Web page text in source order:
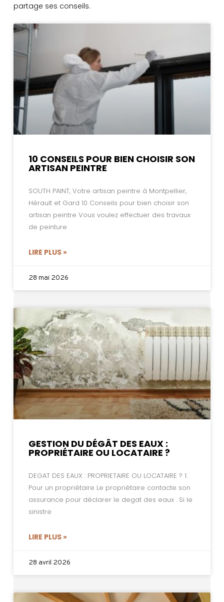
partage ses conseils.
10 CONSEILS POUR BIEN CHOISIR SON
ARTISAN PEINTRE
SOUTH PAINT, Votre artisan peintre à Montpellier,
Hérault et Gard 10 Conseils pour bien choisir son
artisan peintre Vous voulez effectuer des travaux
de peinture
LIRE PLUS »
28 mai 2026
GESTION DU DÉGÂT DES EAUX :
PROPRIÉTAIRE OU LOCATAIRE ?
DEGAT DES EAUX : PROPRIETAIRE OU LOCATAIRE ? 1.
Pour un propriétaire Le propriétaire contacte son
assurance pour déclarer le degat des eaux . Si le
sinistre
LIRE PLUS »
28 avril 2026